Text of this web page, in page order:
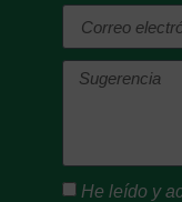
He leído y